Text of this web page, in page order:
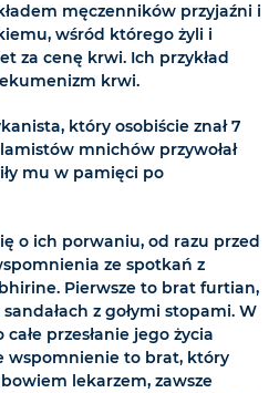
męczenników przyjaźni i
wśród którego żyli i
za cenę krwi. Ich przykład
krwi.
który osobiście znał 7
mnichów przywołał
mu w pamięci po
o ich porwaniu, od razu przed
ze spotkań z
Pierwsze to brat furtian,
z gołymi stopami. W
przesłanie jego życia
wspomnienie to brat, który
lekarzem, zawsze